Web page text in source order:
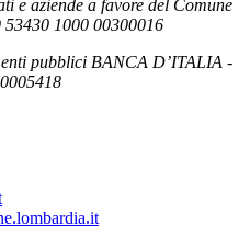
e aziende a favore del Comune
1000 00300016
pubblici BANCA D’ITALIA -